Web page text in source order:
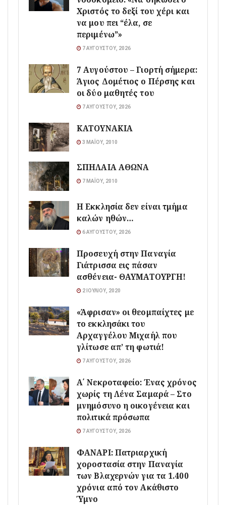
Χριστός το δεξί του χέρι και
να μου πει “έλα, σε
περιμένω”»
7 ΑΥΓΟΎΣΤΟΥ, 2026
7 Αυγούστου – Γιορτή σήμερα:
Άγιος Δομέτιος ο Πέρσης και
οι δύο μαθητές του
7 ΑΥΓΟΎΣΤΟΥ, 2026
ΚΑΤΟΥΝΑΚΙΑ
3 ΜΑΪ́ΟΥ, 2010
ΣΠΗΛΑΙΑ ΑΘΩΝΑ
7 ΜΑΪ́ΟΥ, 2010
Η Εκκλησία δεν είναι τμήμα
καλών ηθών…
6 ΑΥΓΟΎΣΤΟΥ, 2026
Προσευχή στην Παναγία
Γιάτρισσα εις πάσαν
ασθένεια- ΘΑΥΜΑΤΟΥΡΓΗ!
2 ΙΟΥΛΊΟΥ, 2020
«Άφρισαν» οι θεομπαίχτες με
το εκκλησάκι του
Αρχαγγέλου Μιχαήλ που
γλίτωσε απ’ τη φωτιά!
7 ΑΥΓΟΎΣΤΟΥ, 2026
Α΄ Νεκροταφείο: Ένας χρόνος
χωρίς τη Λένα Σαμαρά – Στο
μνημόσυνο η οικογένεια και
πολιτικά πρόσωπα
7 ΑΥΓΟΎΣΤΟΥ, 2026
ΦΑΝΑΡΙ: Πατριαρχική
χοροστασία στην Παναγία
των Βλαχερνών για τα 1.400
χρόνια από τον Ακάθιστο
Ύμνο